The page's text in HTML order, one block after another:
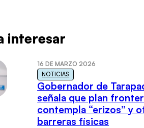
interesar
16 DE MARZO 2026
NOTICIAS
Gobernador de
señala que plan
contempla “erizos” y
barreras físicas